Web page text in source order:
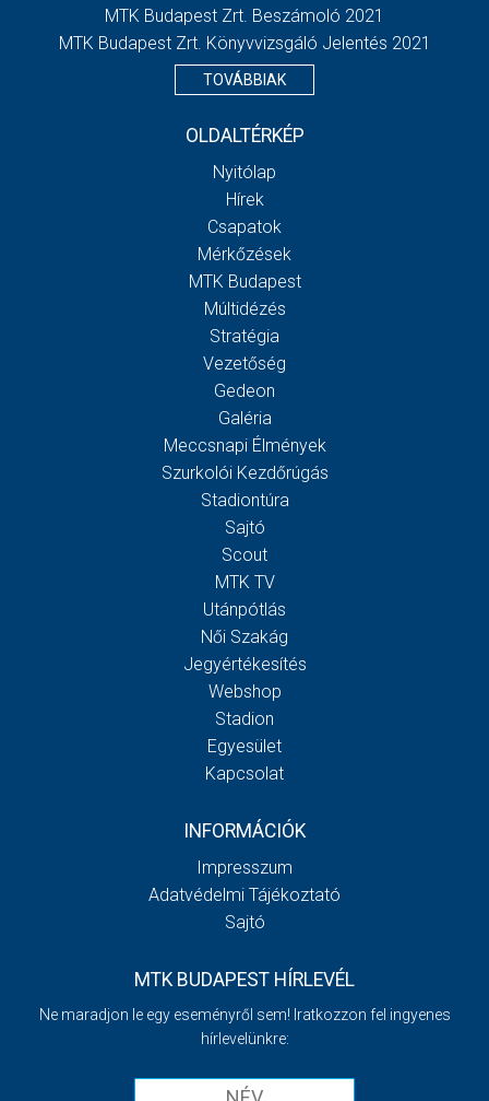
MTK Budapest Zrt. Beszámoló 2021
MTK Budapest Zrt. Könyvvizsgáló Jelentés 2021
TOVÁBBIAK
OLDALTÉRKÉP
Nyitólap
Hírek
Csapatok
Mérkőzések
MTK Budapest
Múltidézés
Stratégia
Vezetőség
Gedeon
Galéria
Meccsnapi Élmények
Szurkolói Kezdőrúgás
Stadiontúra
Sajtó
Scout
MTK TV
Utánpótlás
Női Szakág
Jegyértékesítés
Webshop
Stadion
Egyesület
Kapcsolat
INFORMÁCIÓK
Impresszum
Adatvédelmi Tájékoztató
Sajtó
MTK BUDAPEST HÍRLEVÉL
Ne maradjon le egy eseményről sem! Iratkozzon fel ingyenes
hírlevelünkre: